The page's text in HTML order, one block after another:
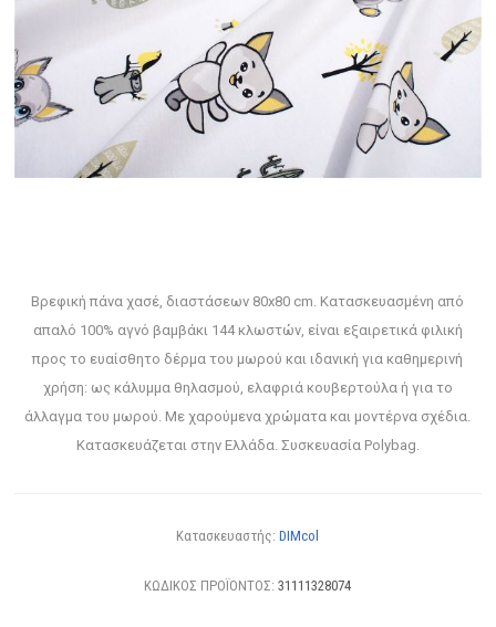
Βρεφική πάνα χασέ, διαστάσεων 80x80 cm. Κατασκευασμένη από
απαλό 100% αγνό βαμβάκι 144 κλωστών, είναι εξαιρετικά φιλική
προς το ευαίσθητο δέρμα του μωρού και ιδανική για καθημερινή
χρήση: ως κάλυμμα θηλασμού, ελαφριά κουβερτούλα ή για το
άλλαγμα του μωρού. Με χαρούμενα χρώματα και μοντέρνα σχέδια.
Κατασκευάζεται στην Ελλάδα. Συσκευασία Polybag.
Κατασκευαστής: DIMcol
ΚΩΔΙΚΟΣ ΠΡΟΪΟΝΤΟΣ: 31111328074